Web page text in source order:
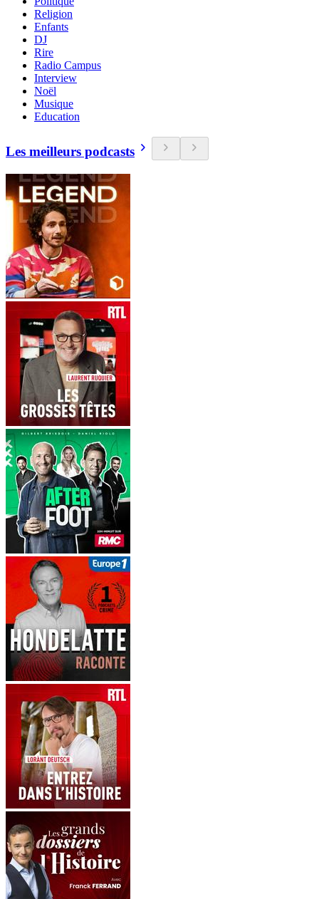
Religion
Enfants
DJ
Rire
Radio Campus
Interview
Noël
Musique
Education
Les meilleurs podcasts